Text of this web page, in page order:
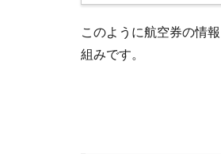
組み
1.2
このように航空券の情
組みです。